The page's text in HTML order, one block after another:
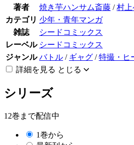
著者 焼き芋ハンサム斎藤 /村上
カテゴリ 少年・青年マンガ
雑誌
シードコミックス
レーベル シードコミックス
ジャンル バトル / ギャグ /特撮・ヒ
詳細を見る とじる
シリーズ
12巻まで配信中
1巻から